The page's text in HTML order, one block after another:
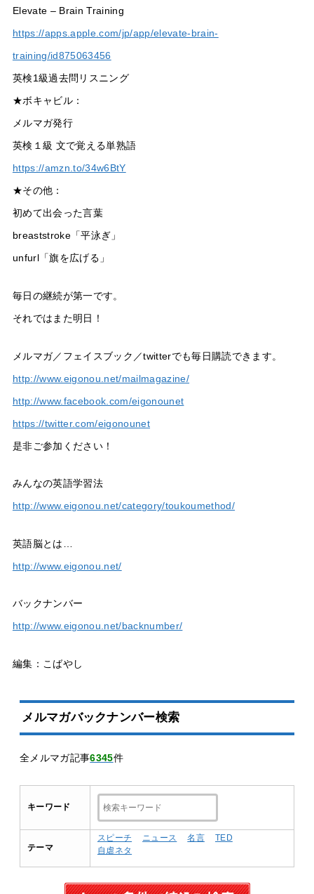
Elevate – Brain Training
https://apps.apple.com/jp/app/elevate-brain-
training/id875063456
英検1級過去問リスニング
★ボキャビル：
メルマガ発行
英検１級 文で覚える単熟語
https://amzn.to/34w6BtY
★その他：
初めて出会った言葉
breaststroke「平泳ぎ」
unfurl「旗を広げる」
毎日の継続が第一です。
それではまた明日！
メルマガ／フェイスブック／twitterでも毎日購読できます。
http://www.eigonou.net/mailmagazine/
http://www.facebook.com/eigonounet
https://twitter.com/eigonounet
是非ご参加ください！
みんなの英語学習法
http://www.eigonou.net/category/toukoumethod/
英語脳とは…
http://www.eigonou.net/
バックナンバー
http://www.eigonou.net/backnumber/
編集：こばやし
メルマガバックナンバー検索
全メルマガ記事6345件
キーワード
テーマ
スピーチ ニュース 名言
TED
自虐ネタ